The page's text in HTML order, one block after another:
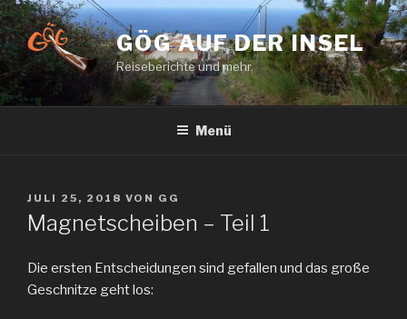
Zum
Inhalt
springen
GÖG AUF DER INSEL
Reiseberichte und mehr.
Menü
VERÖFFENTLICHT
AM
JULI 25, 2018 VON GG
Magnetscheiben – Teil 1
Die ersten Entscheidungen sind gefallen und das große
Geschnitze geht los: